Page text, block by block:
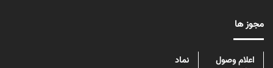
مجوز ها
اعلام وصول
نماد